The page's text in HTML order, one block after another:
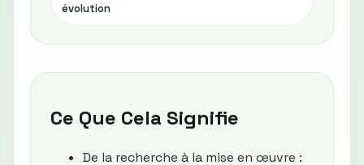
évolution
Ce Que Cela Signifie
De la recherche à la mise en œuvre :